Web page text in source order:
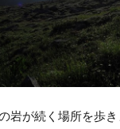
岩が続く場所を歩